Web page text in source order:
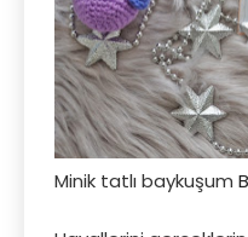
Minik tatlı baykuşum